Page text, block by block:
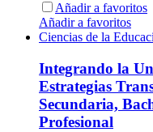
Añadir a favoritos
Añadir a favoritos
Ciencias de la
Integrando la
Estrategias
Secundaria,
Profesional